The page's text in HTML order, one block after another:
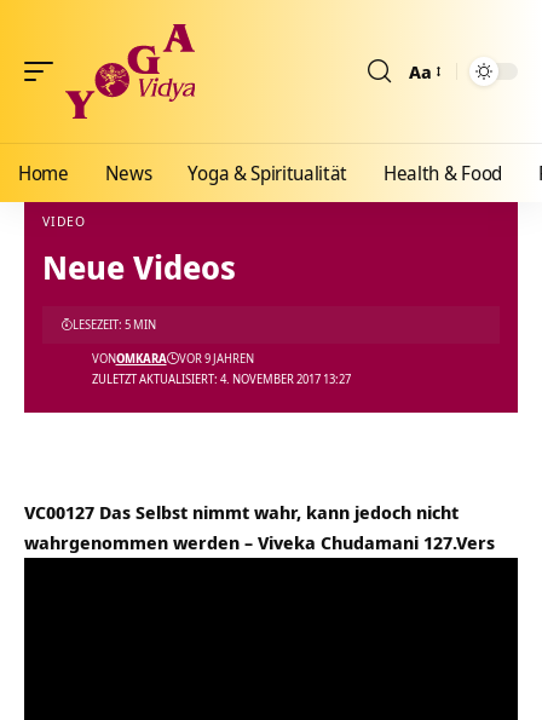
Aa
Home News Yoga & Spiritualität Health & Food
Yoga Vidya Blog - Yoga, Meditation und Ayurveda
VIDEO
Neue Videos
ZULETZT AKTUALISIERT: 4. NOVEMBER 2017 13:27
VONOMKARA VOR 9 JAHREN
LESEZEIT: 5 MIN
VC00127 Das Selbst nimmt wahr, kann jedoch nicht
wahrgenommen werden – Viveka Chudamani 127.Vers